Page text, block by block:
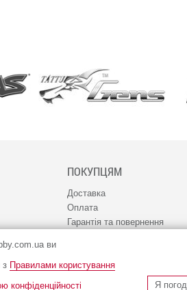
ви
з Правилами користування
конфіденційності Я
ПОКУПЦЯМ
Доставка
Оплата
Гарантія та повернення